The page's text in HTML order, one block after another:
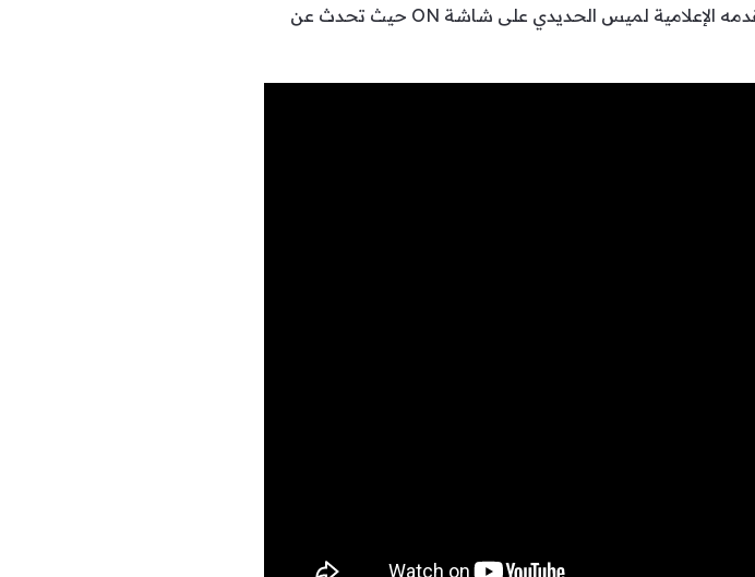
أطل الممثل المصري حسن الرداد في برنامج “كلمة أخيرة” الذي تقدمه الإعلامية لميس الحديدي على شاشة ON حيث تحدث عن